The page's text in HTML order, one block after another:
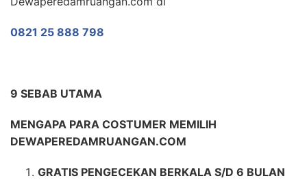
0821 25 888 798
9 SEBAB UTAMA
MENGAPA PARA COSTUMER MEMILIH
DEWAPEREDAMRUANGAN.COM
GRATIS PENGECEKAN BERKALA S/D 6 BULAN